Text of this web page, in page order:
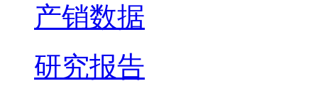
产销数据
研究报告